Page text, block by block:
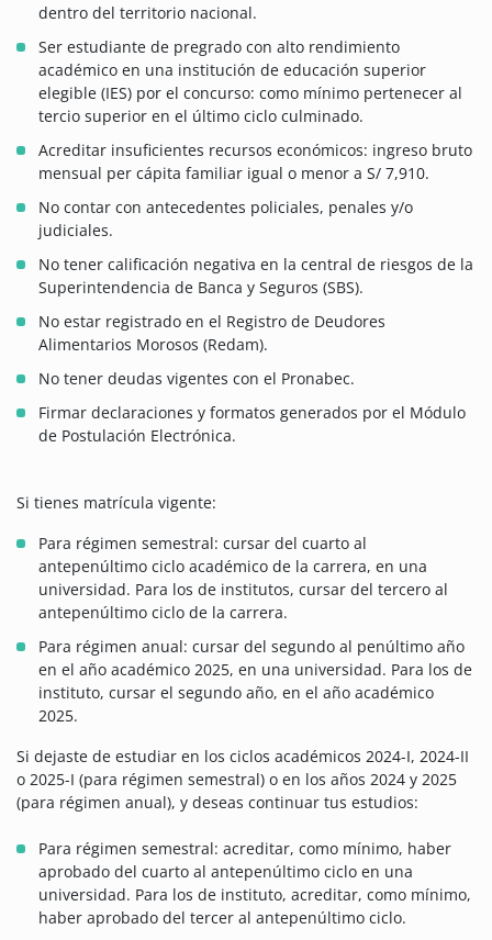
dentro del territorio nacional.
Ser estudiante de pregrado con alto rendimiento
académico en una institución de educación superior
elegible (IES) por el concurso: como mínimo pertenecer al
tercio superior en el último ciclo culminado.
Acreditar insuficientes recursos económicos: ingreso bruto
mensual per cápita familiar igual o menor a S/ 7,910.
No contar con antecedentes policiales, penales y/o
judiciales.
No tener calificación negativa en la central de riesgos de la
Superintendencia de Banca y Seguros (SBS).
No estar registrado en el Registro de Deudores
Alimentarios Morosos (Redam).
No tener deudas vigentes con el Pronabec.
Firmar declaraciones y formatos generados por el Módulo
de Postulación Electrónica.
Si tienes matrícula vigente:
Para régimen semestral: cursar del cuarto al
antepenúltimo ciclo académico de la carrera, en una
universidad. Para los de institutos, cursar del tercero al
antepenúltimo ciclo de la carrera.
Para régimen anual: cursar del segundo al penúltimo año
en el año académico 2025, en una universidad. Para los de
instituto, cursar el segundo año, en el año académico
2025.
Si dejaste de estudiar en los ciclos académicos 2024-I, 2024-II
o 2025-I (para régimen semestral) o en los años 2024 y 2025
(para régimen anual), y deseas continuar tus estudios:
Para régimen semestral: acreditar, como mínimo, haber
aprobado del cuarto al antepenúltimo ciclo en una
universidad. Para los de instituto, acreditar, como mínimo,
haber aprobado del tercer al antepenúltimo ciclo.